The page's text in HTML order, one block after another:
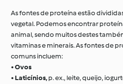
As fontes de proteína estão
vegetal. Podemos encontrar
animal, sendo muitos destes
vitaminas e minerais. As fontes de
comuns incluem:
•Ovos
• Laticínios,p. ex., leite, queijo,